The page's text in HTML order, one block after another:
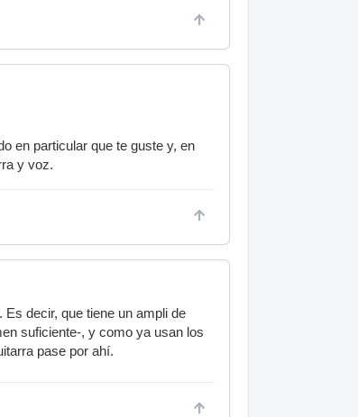
en particular que te guste y, en
y voz.
decir, que tiene un ampli de
suficiente-, y como ya usan los
pase por ahí.